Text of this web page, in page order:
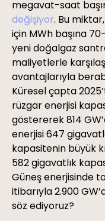
megavat-saat
değişiyor. Bu
için MWh başına
yeni doğalgaz
maliyetlerle
avantajlarıyla
Küresel çapta
rüzgar enerjisi
göstererek 814
enerjisi 647
kapasitenin büyük
582 gigavatlık
Güneş enerjisinde
itibarıyla 2.900
söz ediyoruz?